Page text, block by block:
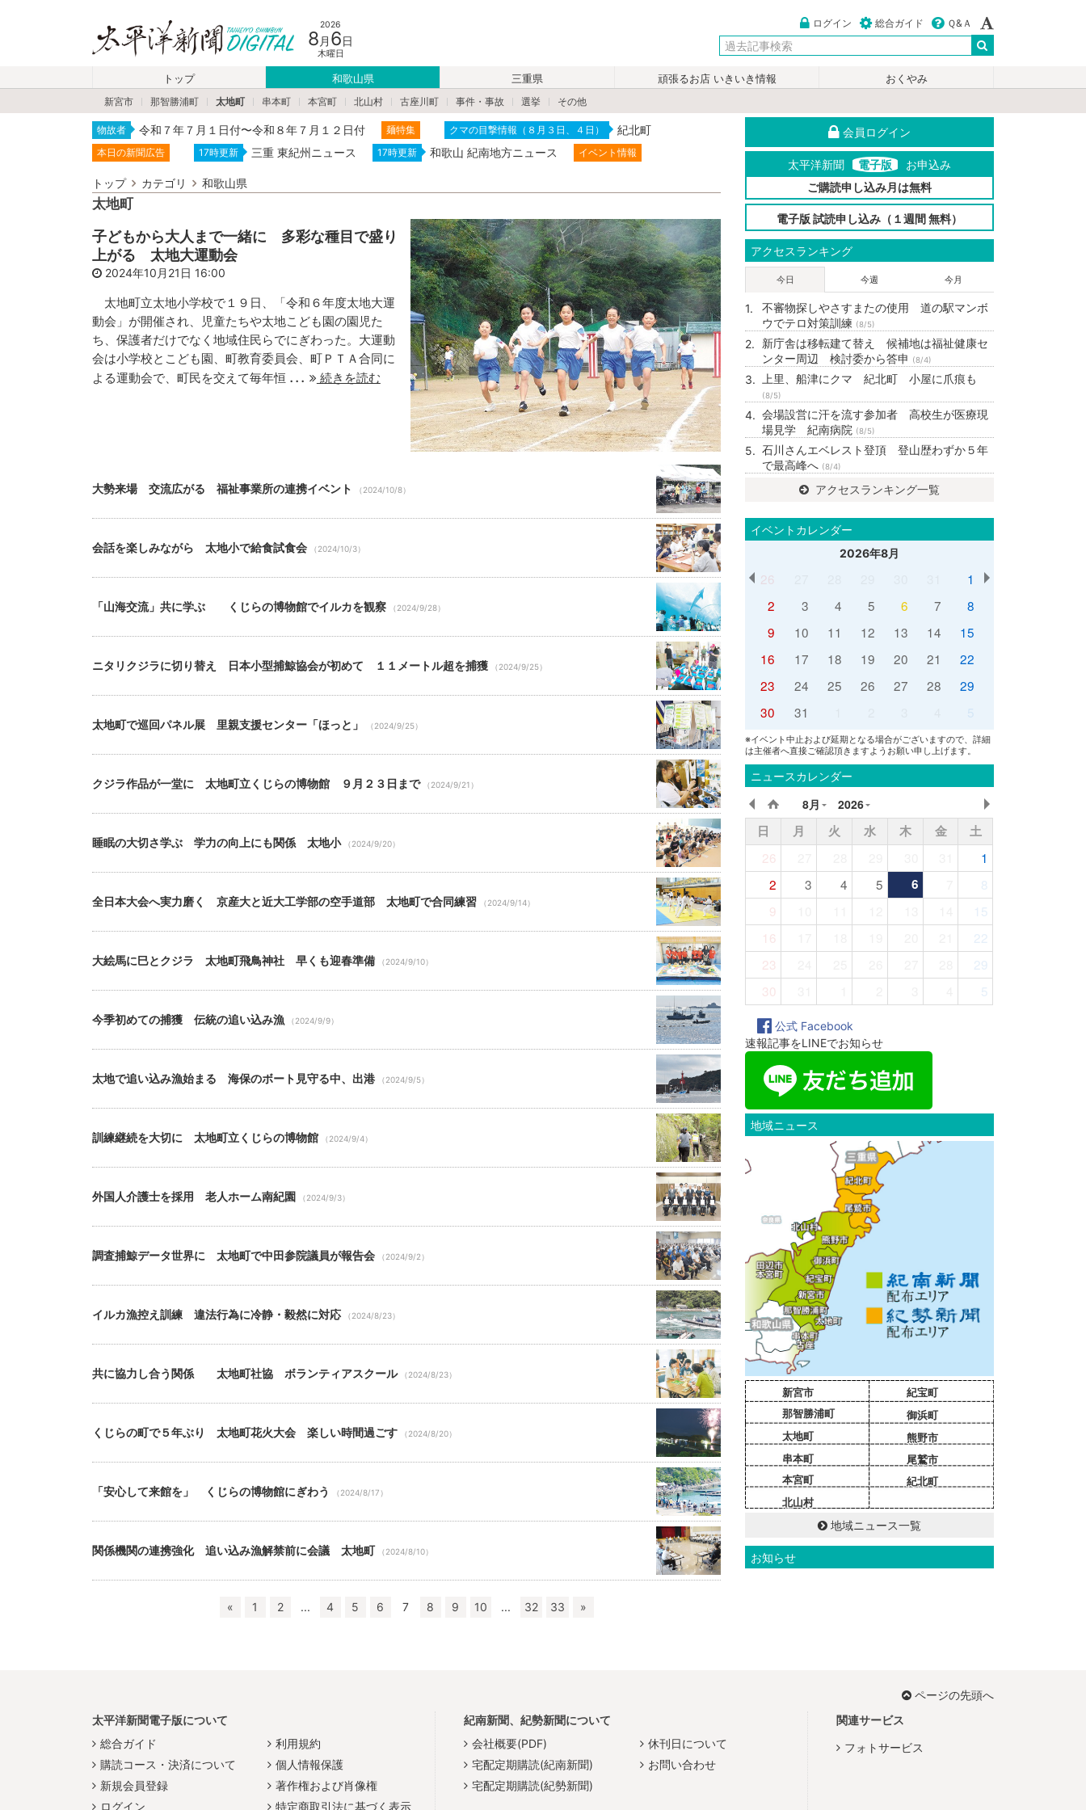
2026
8 月 6日
木曜日
ログイン 総合ガイド Ｑ&Ａ
トップ 和歌山県 三重県 頑張るお店 いきいき情報
おくやみ
新宮市
那智勝浦町 太地町 串本町 本宮町 北山村 古座川町 事件・事故 選挙 その他
物故者 令和７年７月１日付〜令和８年７月１２日付 麺特集 クマの目撃情報（８月３日、４日） 紀北町
本日の新聞広告 17時更新 三重 東紀州ニュース 17時更新 和歌山 紀南地方ニュース イベント情報
トップ カテゴリ 和歌山県
太地町
子どもから大人まで一緒に 多彩な種目で盛り
上がる 太地大運動会
2024年10月21日 16:00
太地町立太地小学校で１９日、「令和６年度太地大運
動会」が開催され、児童たちや太地こども園の園児た
ち、保護者だけでなく地域住民らでにぎわった。大運動
会は小学校とこども園、町教育委員会、町ＰＴＡ合同に
よる運動会で、町民を交えて毎年恒 ... 続きを読む
大勢来場 交流広がる 福祉事業所の連携イベント （2024/10/8）
会話を楽しみながら 太地小で給食試食会 （2024/10/3）
「山海交流」共に学ぶ くじらの博物館でイルカを観察 （2024/9/28）
ニタリクジラに切り替え 日本小型捕鯨協会が初めて １１メートル超を捕獲 （2024/9/25）
太地町で巡回パネル展 里親支援センター「ほっと」 （2024/9/25）
クジラ作品が一堂に 太地町立くじらの博物館 ９月２３日まで （2024/9/21）
睡眠の大切さ学ぶ 学力の向上にも関係 太地小 （2024/9/20）
全日本大会へ実力磨く 京産大と近大工学部の空手道部 太地町で合同練習 （2024/9/14）
大絵馬に巳とクジラ 太地町飛鳥神社 早くも迎春準備 （2024/9/10）
今季初めての捕獲 伝統の追い込み漁 （2024/9/9）
太地で追い込み漁始まる 海保のボート見守る中、出港 （2024/9/5）
訓練継続を大切に 太地町立くじらの博物館 （2024/9/4）
外国人介護士を採用 老人ホーム南紀園 （2024/9/3）
調査捕鯨データ世界に 太地町で中田参院議員が報告会 （2024/9/2）
イルカ漁控え訓練 違法行為に冷静・毅然に対応 （2024/8/23）
共に協力し合う関係 太地町社協 ボランティアスクール （2024/8/23）
くじらの町で５年ぶり 太地町花火大会 楽しい時間過ごす （2024/8/20）
「安心して来館を」 くじらの博物館にぎわう （2024/8/17）
関係機関の連携強化 追い込み漁解禁前に会議 太地町 （2024/8/10）
« 1 2 ... 4 5 6 7 8 9 10 ... 32 33 »
会員ログイン
太平洋新聞 電子版
お申込み
ご購読申し込み月は無料
電子版 試読申し込み（１週間 無料）
アクセスランキング
今日 今週 今月
不審物探しやさすまたの使用 道の駅マンボ
ウでテロ対策訓練 (8/5)
新庁舎は移転建て替え 候補地は福祉健康セ
ンター周辺 検討委から答申
(8/4)
上里、船津にクマ 紀北町 小屋に爪痕も
(8/5)
会場設営に汗を流す参加者 高校生が医療現
場見学 紀南病院 (8/5)
石川さんエベレスト登頂 登山歴わずか５年
で最高峰へ (8/4)
アクセスランキング一覧
イベントカレンダー
2026年8月
26
1
2
3 4 5 6 7
8
9
10 11 12 13 14
15
16
17 18 19 20 21
22
23
24 25 26 27 28
29
30
31 5
※イベント中止および延期となる場合がございますので、詳細
は主催者へ直接ご確認頂きますようお願い申し上げます。
ニュースカレンダー
8月 2026
日 月 火 水 木 金
土
26
1
2
3 4 5 6
8
9
15
16
22
23
29
30
5
公式 Facebook
速報記事をLINEでお知らせ
地域ニュース
新宮市
那智勝浦町
太地町
串本町
本宮町
北山村
紀宝町
御浜町
熊野市
尾鷲市
紀北町
地域ニュース一覧
お知らせ
ページの先頭へ
太平洋新聞電子版について
総合ガイド
購読コース・決済について
新規会員登録
ログイン
利用規約
個人情報保護
著作権および肖像権
特定商取引法に基づく表示
紀南新聞、紀勢新聞について
会社概要(PDF)
宅配定期購読(紀南新聞)
宅配定期購読(紀勢新聞)
休刊日について
お問い合わせ
関連サービス
フォトサービス